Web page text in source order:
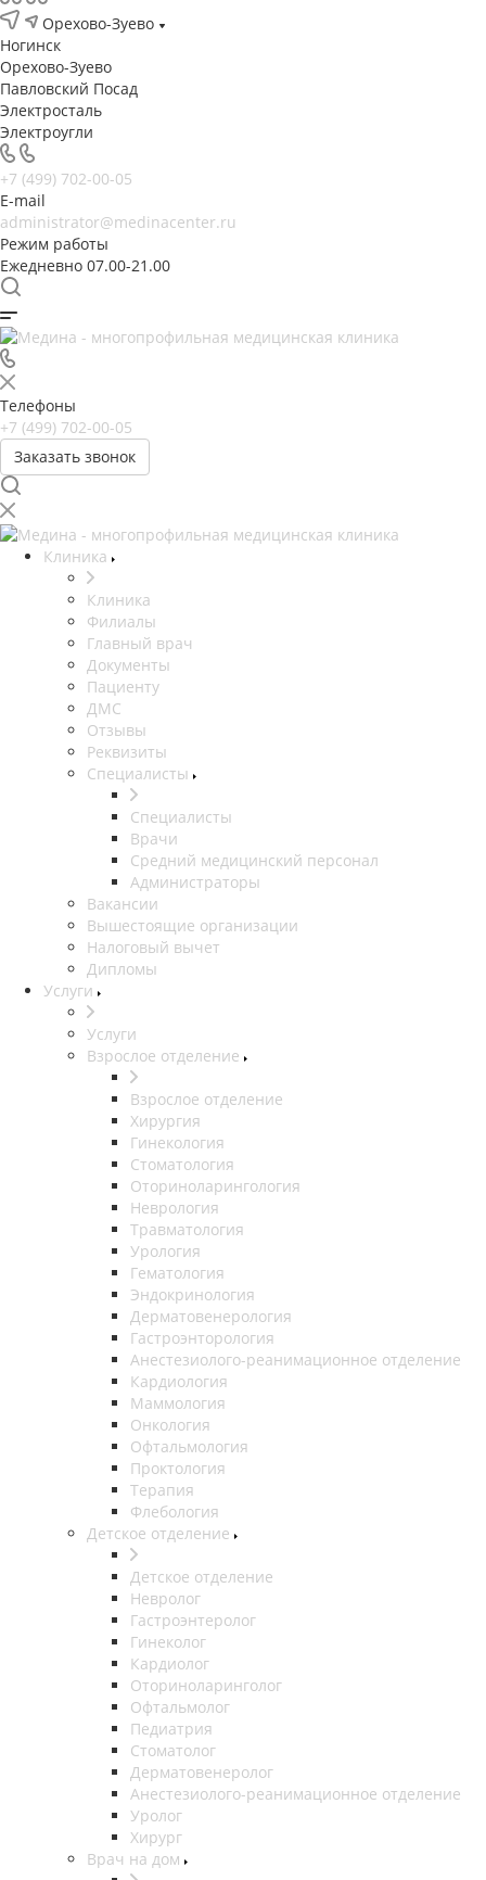
Орехово-Зуево
Ногинск
Орехово-Зуево
Павловский Посад
Электросталь
Электроугли
+7 (499) 702-00-05
E-mail
administrator@medinacenter.ru
Режим работы
Ежедневно 07.00-21.00
Телефоны
+7 (499) 702-00-05
Заказать звонок
Клиника
Клиника
Филиалы
Главный врач
Документы
Пациенту
ДМС
Отзывы
Реквизиты
Специалисты
Специалисты
Врачи
Средний медицинский персонал
Администраторы
Вакансии
Вышестоящие организации
Налоговый вычет
Дипломы
Услуги
Услуги
Взрослое отделение
Взрослое отделение
Хирургия
Гинекология
Стоматология
Оториноларингология
Неврология
Травматология
Урология
Гематология
Эндокринология
Дерматовенерология
Гастроэнторология
Анестезиолого-реанимационное отделение
Кардиология
Маммология
Онкология
Офтальмология
Проктология
Терапия
Флебология
Детское отделение
Детское отделение
Невролог
Гастроэнтеролог
Гинеколог
Кардиолог
Оториноларинголог
Офтальмолог
Педиатрия
Стоматолог
Дерматовенеролог
Анестезиолого-реанимационное отделение
Уролог
Хирург
Врач на дом